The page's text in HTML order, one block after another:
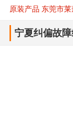
原装产品 东莞市
宁夏纠偏故